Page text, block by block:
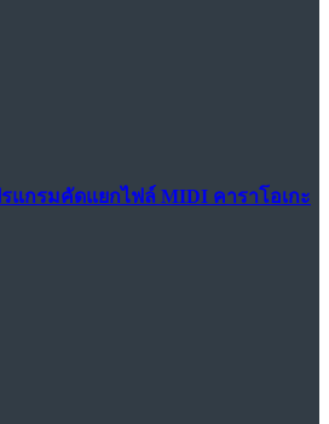
รแกรมคัดแยกไฟล์ MIDI คาราโอเกะ